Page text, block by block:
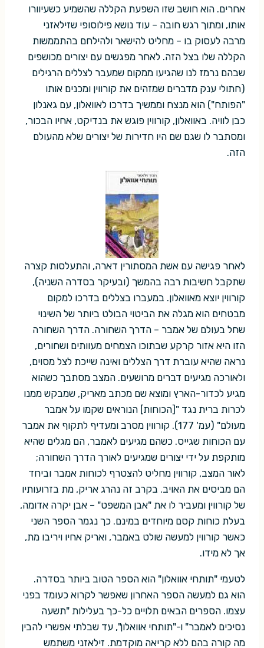
אחרים. הוא חושב שזו השפעת הקללה שהשמיע כשעיוורו
אותו, ומתוך רגש חובה – עוד נושא פילוסופי שזילאזני
מרבה לעסוק בו – מחליט להישאר ולהילחם בהתממשות
הקללה שלו בצל הזה. לאחר מפגשים עם יצורים מכושפים
שבהם נרמז לנו שהגיעו ממקום שמעבר לצללים הרגילים
(חתולי ענק מדברים שמזהים את קורווין ומכנים אותו
"הפותח") הוא מנצח וממשיך בדרכו לאוואלון, עם גאנלון
כבן לוויה. באוואלון, קורווין פוגש את בנדיקט, אחיו הבכור,
ומסתבר לו שגם שם היו חדירות של יצורים שלא מהעולם
הזה.
לאחר פגישה עם אשת המסתורין דארה, והתעלסות קצרה
שתקבל חשיבות רבה בהמשך (ובעיקר בסדרה השניה),
קורווין יוצא מאוואלון. במעברו בצללים בדרכו למקום
מבטחים הוא מגלה את הביטוי הבולט ביותר של השינוי
שחל בעולם של אמבר – הדרך השחורה. הדרך השחורה
הזו היא אזור קרקע שבתוכו הצמחים מעוותים ושחורים,
נראה שהיא עוברת דרך הצללים ואינה שייכת לצל מסוים,
ולאורכה מגיעים דברים מרושעים. המצב מסתבך כשהוא
מגיע לכדור-הארץ ומוצא שם מכתב מאריק, שמבקש ממנו
לכרות ברית נגד "[הכוחות] הנוראים שקמו על אמבר
מעולם" (עמ' 177). קורווין מסרב ומעדיף לתקוף את אמבר
עם הכוחות שגייס. כשהם מגיעים לאמבר, הם מגלים שהיא
מותקפת על ידי יצורים שמגיעים לאורך הדרך השחורה;
לאור המצב, קורווין מחליט להצטרף לכוחות אמבר וביחד
הם מביסים את האויב. בקרב זה נהרג אריק, מת בזרועותיו
של קורווין ומעביר לו את "אבן המשפט" – אבן יקרה אדומה,
בעלת כוחות קסם מיוחדים במינם. כך נגמר הספר השני
כאשר קורווין למעשה שולט באמבר, ואריק אחיו ויריבו מת,
אך לא מידו.
לטעמי "תותחי אוואלון" הוא הספר הטוב ביותר בסדרה.
הוא גם למעשה הספר האחרון שאפשר לקרוא כעומד בפני
עצמו. הספרים הבאים תלויים כל-כך בעלילות "תשעה
נסיכים לאמבר" ו-"תותחי אוואלון", עד שבלתי אפשרי להבין
מה קורה בהם ללא קריאה מוקדמת. זילאזני משתמש